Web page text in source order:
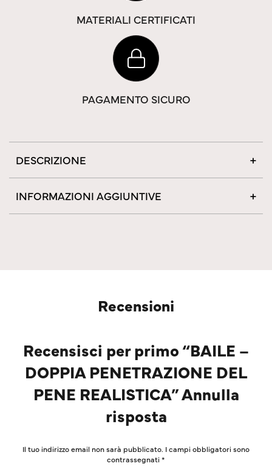
MATERIALI CERTIFICATI
PAGAMENTO SICURO
DESCRIZIONE
INFORMAZIONI AGGIUNTIVE
Recensioni
Recensisci per primo “BAILE –
DOPPIA PENETRAZIONE DEL
PENE REALISTICA” Annulla
risposta
Il tuo indirizzo email non sarà pubblicato. I campi obbligatori sono
contrassegnati*